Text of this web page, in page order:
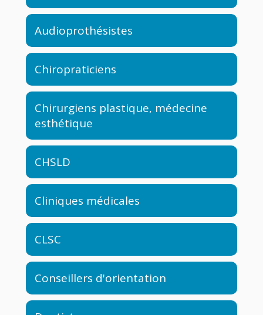
Audioprothésistes
Chiropraticiens
Chirurgiens plastique, médecine
esthétique
CHSLD
Cliniques médicales
CLSC
Conseillers d'orientation